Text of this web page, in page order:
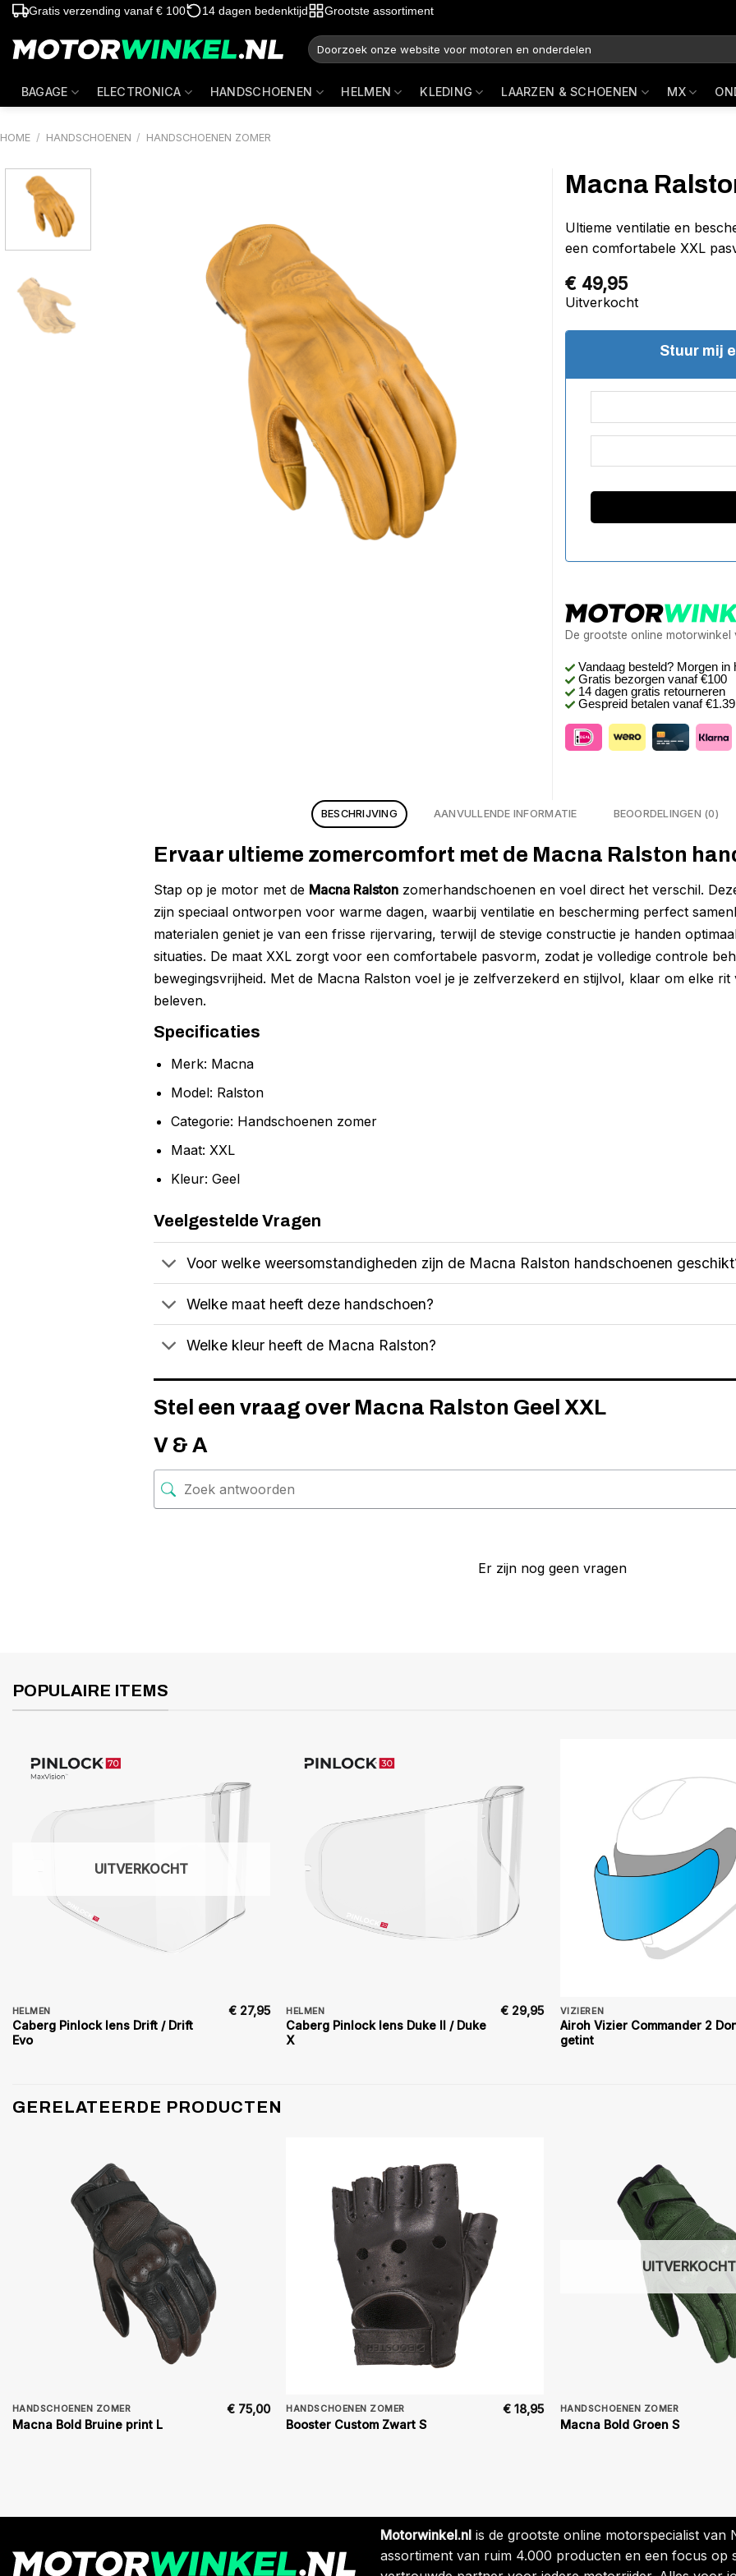
Ga
inhoud
Gratis verzending vanaf € 100 14 dagen bedenktijd Grootste assortiment
Zoeken
naar:
BAGAGE ELECTRONICA HANDSCHOENEN HELMEN KLEDING LAARZEN & SCHOENEN MX
HOME / HANDSCHOENEN / HANDSCHOENEN ZOMER
Macna
Ultieme ventilatie en
een comfortabele XXL
€ 49,95
Uitverkocht
Stuur mij
De grootste online motorwinkel
Vandaag besteld? Morgen in
Gratis bezorgen vanaf €100
14 dagen gratis retourneren
Gespreid betalen vanaf
BESCHRIJVING AANVULLENDE INFORMATIE BEOORDELINGEN (0)
Ervaar ultieme zomercomfort met de Macna Ralston
Stap op je motor met de Macna Ralston zomerhandschoenen en voel direct het verschil.
zijn speciaal ontworpen voor warme dagen, waarbij ventilatie en bescherming perfect
materialen geniet je van een frisse rijervaring, terwijl de stevige constructie je handen
situaties. De maat XXL zorgt voor een comfortabele pasvorm, zodat je volledige controle
bewegingsvrijheid. Met de Macna Ralston voel je je zelfverzekerd en stijlvol, klaar om elke
beleven.
Specificaties
Merk: Macna
Model: Ralston
Categorie: Handschoenen zomer
Maat: XXL
Kleur: Geel
Veelgestelde Vragen
Voor welke weersomstandigheden zijn de Macna Ralston handschoenen
Welke maat heeft deze handschoen?
Welke kleur heeft de Macna Ralston?
Stel een vraag over Macna Ralston Geel XXL
V & A
Er zijn nog geen vragen
POPULAIRE ITEMS
UITVERKOCHT
HELMEN
Caberg Pinlock lens Drift / Drift
Evo
€27,95 HELMEN
Caberg Pinlock lens Duke II / Duke
X
€ 29,95 VIZIEREN
Airoh Vizier Commander 2
getint
GERELATEERDE PRODUCTEN
HANDSCHOENEN ZOMER
Macna Bold Bruine print L
€75,00 HANDSCHOENEN ZOMER
Booster Custom Zwart S
€ 18,95
UITVERKOCHT
HANDSCHOENEN ZOMER
Macna Bold Groen S
Motorwinkel.nl is de grootste online motorspecialist van
assortiment van ruim 4.000 producten en een focus op